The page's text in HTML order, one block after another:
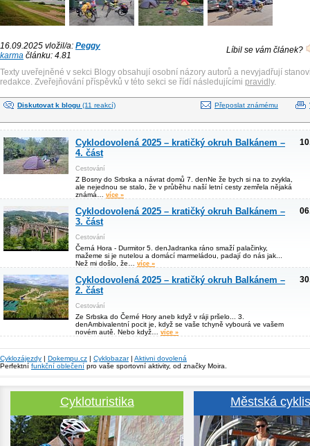
16.09.2025 vložil/a: Peggy
karma článku: 4.81
Líbil se vám článek?
Texty uveřejněné v sekci Blogy obsahují osobní názory autorů a nevyjadřují
redakce. Zveřejňování příspěvků v této sekci se řídí následujícími pravidly.
Diskutovat k blogu (11 reakcí) Přeposlat známému
Cyklodovolená 2025 – kratičký okruh Balkánem –
4. část
Cestování
Z Bosny do Srbska a návrat domů 7. denNe že bych si na to zvykla,
ale nejednou se stalo, že v průběhu naší letní cesty zemřela nějaká
známá… více »
Cyklodovolená 2025 – kratičký okruh Balkánem –
3. část
Cestování
Černá Hora - Durmitor 5. denJadranka ráno smaží palačinky,
mažeme si je nutelou a domácí marmeládou, padají do nás jak...
Než mi došlo, že… více »
Cyklodovolená 2025 – kratičký okruh Balkánem –
2. část
Cestování
Ze Srbska do Černé Hory aneb když v ráji pršelo... 3.
denAmbivalentní pocit je, když se vaše tchyně vybourá ve vašem
novém autě. Nebo když… více »
Cyklozájezdy | Dokempu.cz | Cyklobazar| Aktivni dovolená
Perfektní funkční oblečení pro vaše sportovní aktivity, od značky Moira.
Cykloturistika Městská